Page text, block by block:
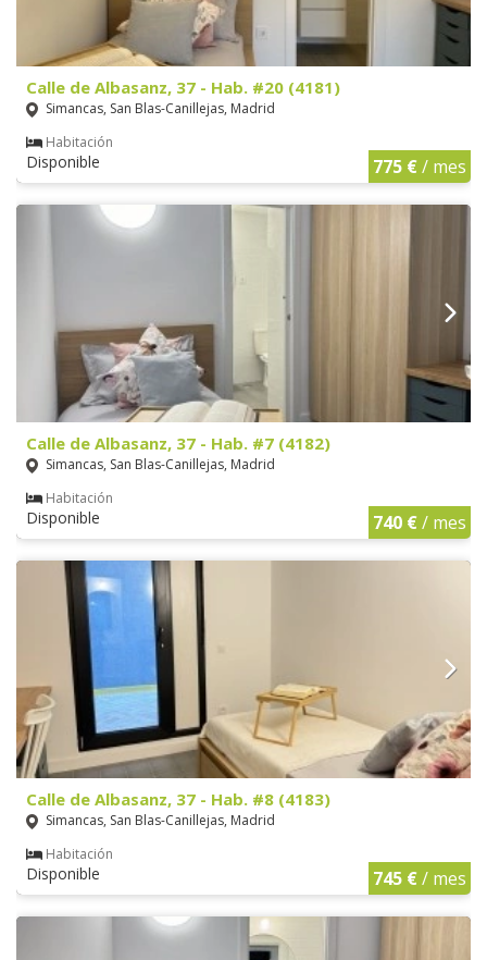
Calle de Albasanz, 37 - Hab. #20 (4181)
Simancas, San Blas-Canillejas, Madrid
Habitación
Disponible 775 €/ mes
Calle de Albasanz, 37 - Hab. #7 (4182)
Simancas, San Blas-Canillejas, Madrid
Habitación
Disponible 740 €/ mes
Calle de Albasanz, 37 - Hab. #8 (4183)
Simancas, San Blas-Canillejas, Madrid
Habitación
Disponible 745 €/ mes